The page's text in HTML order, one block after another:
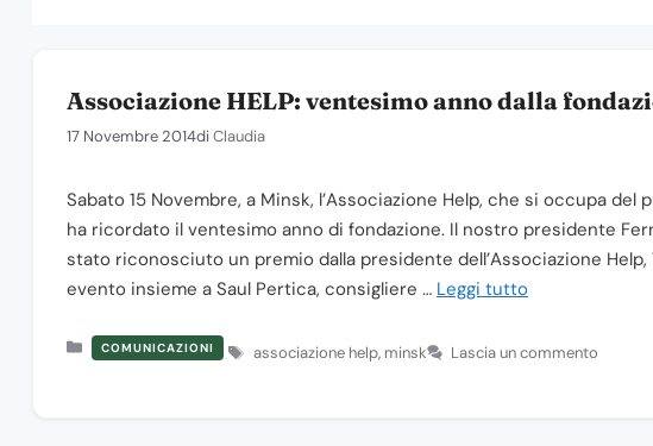
Associazione HELP: ventesimo anno dalla
17 Novembre 2014diClaudia
Sabato 15 Novembre, a Minsk, l’Associazione Help, che si occupa
ha ricordato il ventesimo anno di fondazione. Il nostro presidente
stato riconosciuto un premio dalla presidente dell’Associazione
evento insieme a Saul Pertica, consigliere … Leggi tutto
Categorie
COMUNICAZIONI Tag
associazione help, minsk Lascia un commento